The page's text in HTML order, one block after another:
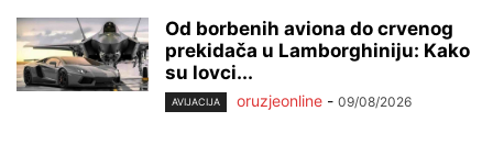
Od borbenih aviona do crvenog
prekidača u Lamborghiniju: Kako
su lovci...
AVIJACIJA oruzjeonline - 09/08/2026